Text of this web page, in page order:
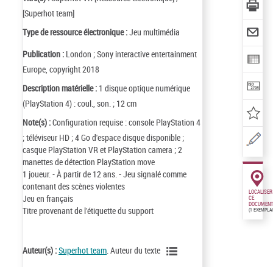
[Superhot team]
Type de ressource électronique :Jeu multimédia
Publication : London ; Sony interactive entertainment
Europe, copyright 2018
Description matérielle : 1 disque optique numérique
(PlayStation 4) : coul., son. ; 12 cm
Note(s) :Configuration requise : console PlayStation 4
; téléviseur HD ; 4 Go d'espace disque disponible ;
casque PlayStation VR et PlayStation camera ; 2
manettes de détection PlayStation move
1 joueur. - À partir de 12 ans. - Jeu signalé comme
contenant des scènes violentes
Jeu en français
Titre provenant de l'étiquette du support
Auteur(s) :Superhot team . Auteur du texte
LOCALISER
CE
DOCUMENT
(1